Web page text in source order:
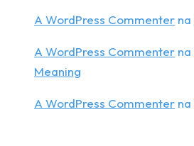
A WordPress Commenter na
A WordPress Commenter na
Meaning
A WordPress Commenter na